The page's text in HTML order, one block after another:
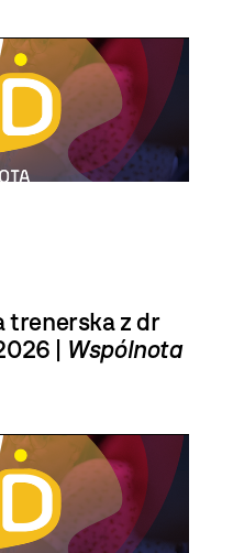
trenerska z dr
| Wspólnota